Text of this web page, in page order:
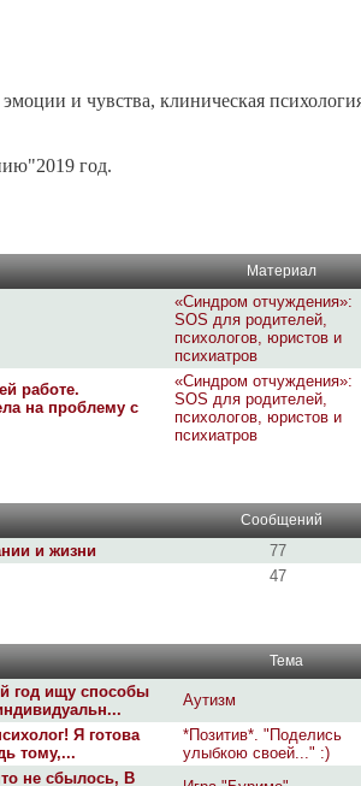
и чувства, клиническая
год.
Материал
«Синдром отчуждения»:
SOS для родителей,
психологов, юристов и
психиатров
работе.
на проблему с
«Синдром отчуждения»:
SOS для родителей,
психологов, юристов и
психиатров
Сообщений
и жизни
77
47
Тема
год ищу способы
Аутизм
Я готова
тому,...
*Позитив*. "Поделись
улыбкою своей..." :)
не сбылось, В